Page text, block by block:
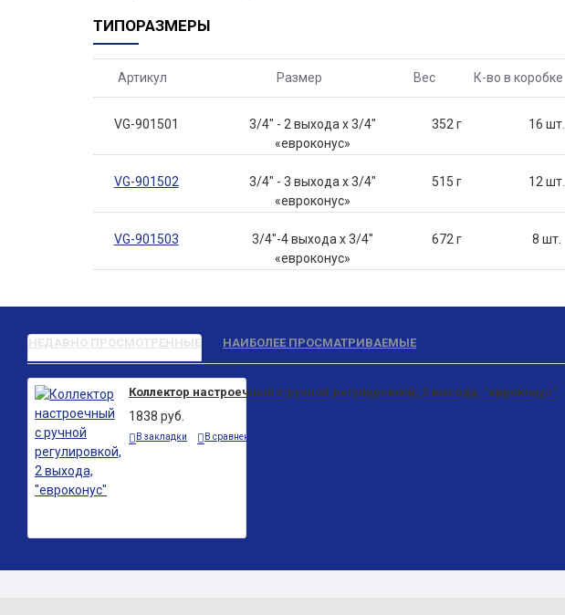
ТИПОРАЗМЕРЫ
Артикул Размер Вес К-во в коробке
VG-901501
3/4" - 2 выхода х 3/4"
«евроконус»
352 г 16 шт.
VG-901502
3/4" - 3 выхода х 3/4"
«евроконус»
515 г 12 шт.
VG-901503
3/4"-4 выхода х 3/4"
«евроконус»
672 г 8 шт.
НЕДАВНО ПРОСМОТРЕННЫЕ НАИБОЛЕЕ ПРОСМАТРИВАЕМЫЕ
Коллектор настроечный с ручной регулировкой, 2 выхода, "евроконус"
1838 руб.
В закладки В сравнение